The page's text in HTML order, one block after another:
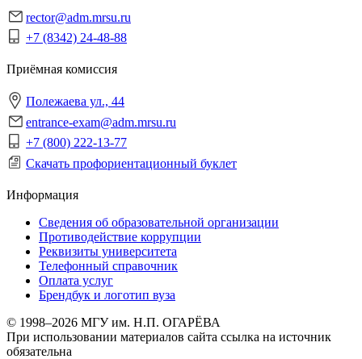
rector@adm.mrsu.ru
+7 (8342) 24-48-88
Приёмная комиссия
Полежаева ул., 44
entrance-exam@adm.mrsu.ru
+7 (800) 222-13-77
Скачать профориентационный буклет
Информация
Сведения об образовательной организации
Противодействие коррупции
Реквизиты университета
Телефонный справочник
Оплата услуг
Брендбук и логотип вуза
© 1998–2026 МГУ им. Н.П. ОГАРЁВА
При использовании материалов сайта ссылка на источник
обязательна